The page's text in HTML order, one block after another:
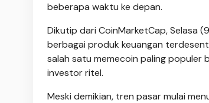
beberapa waktu ke depan.
Dikutip dari CoinMarketCap, Selasa
berbagai produk keuangan
salah satu memecoin paling populer
investor ritel.
Meski demikian, tren pasar mulai